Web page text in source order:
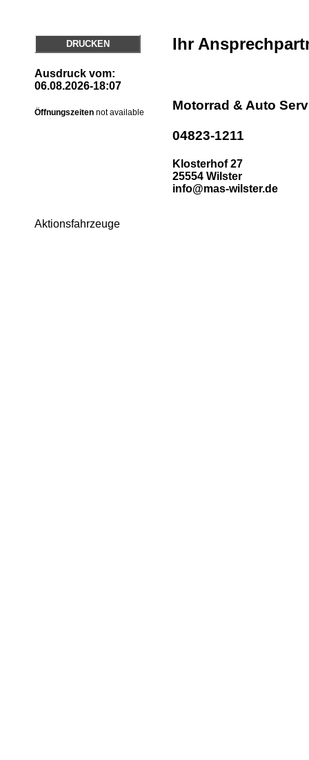
DRUCKEN
Ausdruck vom:
06.08.2026-18:07
Öffnungszeiten not available
Ihr
Motorrad & Auto
04823-1211
Klosterhof 27
25554 Wilster
info@mas-wilster.de
Aktionsfahrzeuge